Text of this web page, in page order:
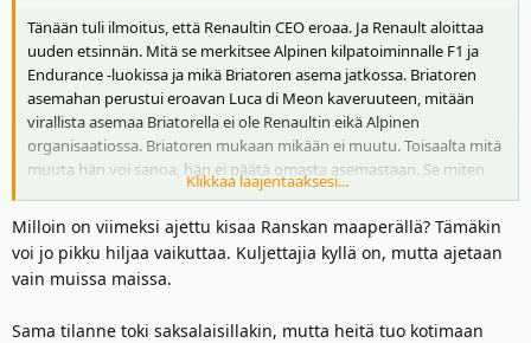
Tänään tuli ilmoitus, että Renaultin CEO eroaa. Ja Renault aloittaa
uuden etsinnän. Mitä se merkitsee Alpinen kilpatoiminnalle F1 ja
Endurance -luokissa ja mikä Briatoren asema jatkossa. Briatoren
asemahan perustui eroavan Luca di Meon kaveruuteen, mitään
virallista asemaa Briatorella ei ole Renaultin eikä Alpinen
organisaatiossa. Briatoren mukaan mikään ei muutu. Toisaalta mitä
muuta hän voi sanoa, hän ei päätä omasta asemastaan. Se miten
uusi CEO ja sen mukana johtokunta suhtautuu Alpinen
kilpailutoiminnan rahoittamiseen on kysymys. Tulokset eivät puhu
puolestaan F1:ssä ja Endurancessa todella pohjalla. F1 -talli olisi
sinänsä helppo myydä, kun ei ole omaa moottoria enää rasitteena.
Renaultilla on lähijohtajissa ollut autourheiluvastaisia henkilöitä eikä
Klikkaa laajentaaksesi...
Milloin on viimeksi ajettu kisaa Ranskan maaperällä? Tämäkin
voi jo pikku hiljaa vaikuttaa. Kuljettajia kyllä on, mutta ajetaan
vain muissa maissa.
Sama tilanne toki saksalaisillakin, mutta heitä tuo kotimaan